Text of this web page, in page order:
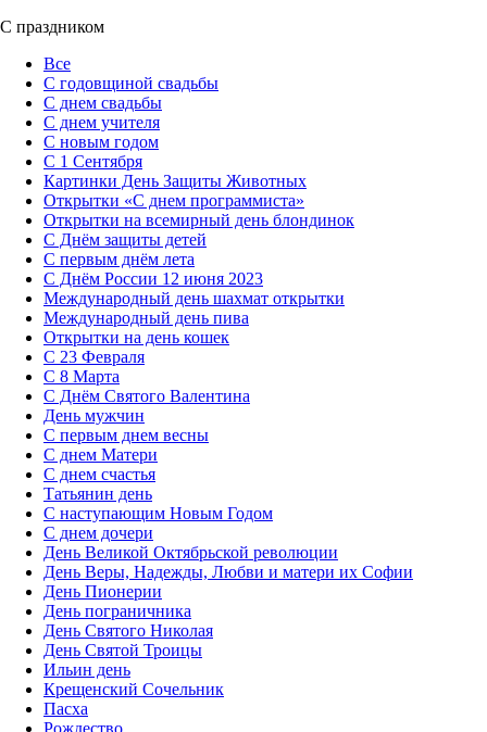
С праздником
Все
С годовщиной свадьбы
С днем свадьбы
С днем учителя
С новым годом
С 1 Сентября
Картинки День Защиты Животных
Открытки «‎С днем программиста»‎
Открытки на всемирный день блондинок
С Днём защиты детей
С первым днём лета
С Днём России 12 июня 2023
Международный день шахмат открытки
Международный день пива
Открытки на день кошек
С 23 Февраля
С 8 Марта
С Днём Святого Валентина
День мужчин
С первым днем весны
С днем Матери
C днем счастья
Татьянин день
C наступающим Новым Годом
C днем дочери
День Великой Октябрьской революции
День Веры, Надежды, Любви и матери их Софии
День Пионерии
День пограничника
День Святого Николая
День Святой Троицы
Ильин день
Крещенский Сочельник
Пасха
Рождество